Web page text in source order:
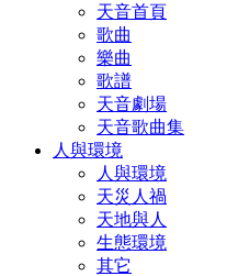
天音首頁
歌曲
樂曲
歌譜
天音劇場
天音歌曲集
人與環境
人與環境
天災人禍
天地與人
生態環境
其它